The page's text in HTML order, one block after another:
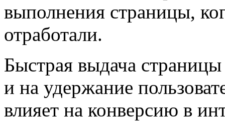
выполнения страницы,
отработали.
Быстрая выдача
и на удержание
влияет на конверсию в